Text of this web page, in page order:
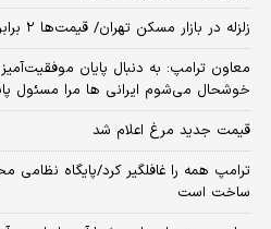
زلزله در بازار مسکن تهران/ قیمت‌ها ۲ برابر شد، خریدار ناپدید شد
معاون ترامپ: به دنبال پایان
خوشحال می‌شوم ایرانی ها مرا مسئول
قیمت جدید مرغ اعلام شد
ترامپ همه را غافلگیر کرد/پایگاه نظامی
ساخت است